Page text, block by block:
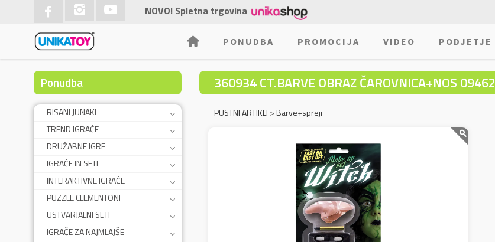
NOVO! Spletna trgovina
PONUDBA PROMOCIJA VIDEO PODJETJE
Ponudba
RISANI JUNAKI
TREND IGRAČE
DRUŽABNE IGRE
IGRAČE IN SETI
INTERAKTIVNE IGRAČE
PUZZLE CLEMENTONI
USTVARJALNI SETI
IGRAČE ZA NAJMLAJŠE
360934 CT.BARVE OBRAZ ČAROVNICA+NOS 09462
PUSTNI ARTIKLI >Barve+spreji